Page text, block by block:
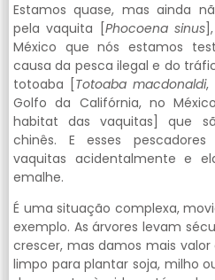
Estamos quase, mas ainda
pela vaquita [ Phocoena sinus
México que nós estamos
causa da pesca ilegal e do
totoaba [ Totoaba macdonaldi,
Golfo da Califórnia, no
habitat das vaquitas] que
chinês. E esses
vaquitas acidentalmente e
emalhe.
É uma situação complexa,
exemplo. As árvores levam
crescer, mas damos mais
limpo para plantar soja, milho